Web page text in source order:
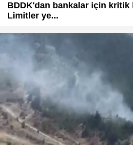
BDDK'dan bankalar için kritik
Limitler ye...